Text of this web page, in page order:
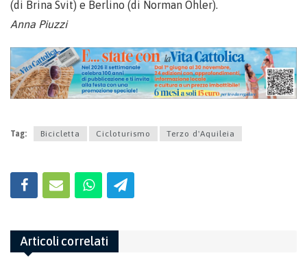
(di Brina Svit) e Berlino (di Norman Ohler).
Anna Piuzzi
Tag: Bicicletta Cicloturismo Terzo d'Aquileia
Articoli correlati